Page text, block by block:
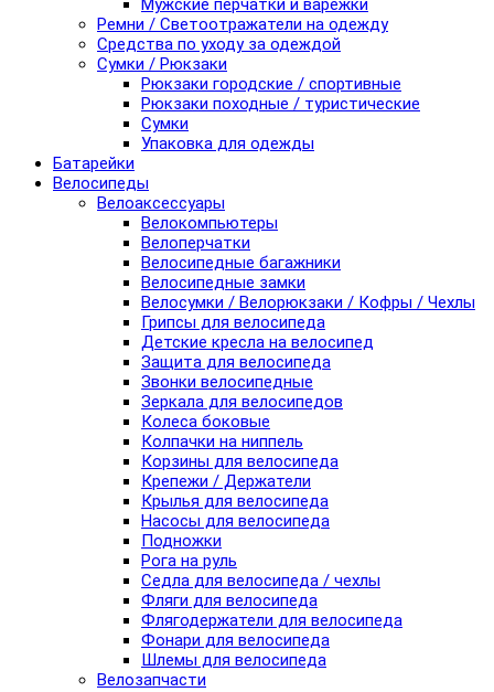
Мужские перчатки и варежки
Ремни / Светоотражатели на одежду
Средства по уходу за одеждой
Сумки / Рюкзаки
Рюкзаки городские / спортивные
Рюкзаки походные / туристические
Сумки
Упаковка для одежды
Батарейки
Велосипеды
Велоаксессуары
Велокомпьютеры
Велоперчатки
Велосипедные багажники
Велосипедные замки
Велосумки / Велорюкзаки / Кофры / Чехлы
Грипсы для велосипеда
Детские кресла на велосипед
Защита для велосипеда
Звонки велосипедные
Зеркала для велосипедов
Колеса боковые
Колпачки на ниппель
Корзины для велосипеда
Крепежи / Держатели
Крылья для велосипеда
Насосы для велосипеда
Подножки
Рога на руль
Седла для велосипеда / чехлы
Фляги для велосипеда
Флягодержатели для велосипеда
Фонари для велосипеда
Шлемы для велосипеда
Велозапчасти